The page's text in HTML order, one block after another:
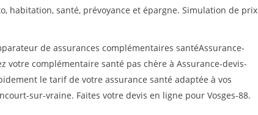
habitation, santé, prévoyance et épargne. Simulation de prix
de assurances complémentaires santéAssurance-
votre complémentaire santé pas chère à Assurance-devis-
le tarif de votre assurance santé adaptée à vos
sur-vraine. Faites votre devis en ligne pour Vosges-88.